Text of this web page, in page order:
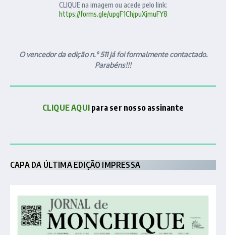
CLIQUE na imagem ou acede pelo link:
https://forms.gle/upgF1ChjpuXjmuFY8
O vencedor da edição n.º 511 já foi formalmente contactado.
Parabéns!!!
CLIQUE AQUI para ser nosso assinante
CAPA DA ÚLTIMA EDIÇÃO IMPRESSA